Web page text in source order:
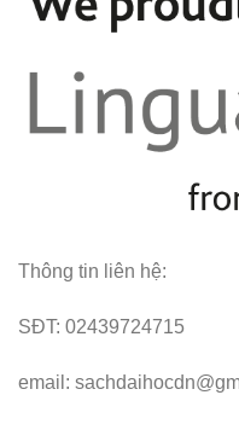
Thông tin liên hệ:
SĐT: 02439724715
email: